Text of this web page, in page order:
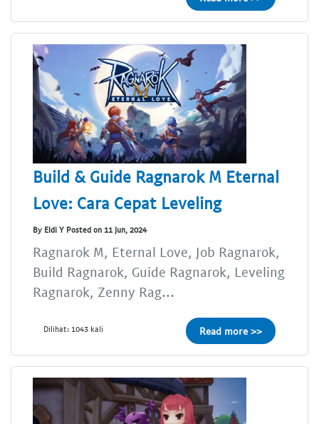
Build & Guide Ragnarok M Eternal
Love: Cara Cepat Leveling
By Eldi Y Posted on 11 Jun, 2024
Ragnarok M, Eternal Love, Job Ragnarok,
Build Ragnarok, Guide Ragnarok, Leveling
Ragnarok, Zenny Rag...
Dilihat: 1043 kali Read more >>